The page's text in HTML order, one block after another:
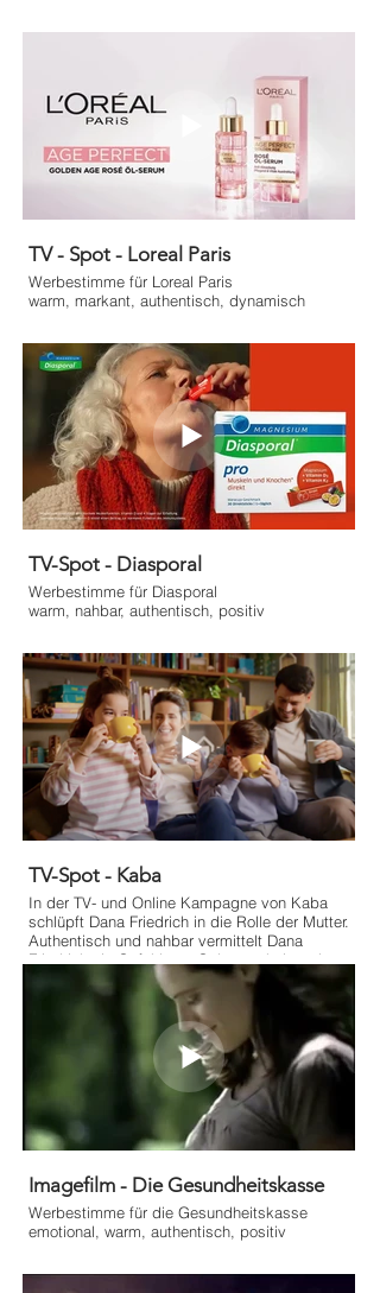
TV - Spot - Loreal Paris
Werbestimme für Loreal Paris
warm, markant, authentisch, dynamisch
TV-Spot - Diasporal
Werbestimme für Diasporal
warm, nahbar, authentisch, positiv
TV-Spot - Kaba
In der TV- und Online Kampagne von Kaba
schlüpft Dana Friedrich in die Rolle der Mutter.
Authentisch und nahbar vermittelt Dana
Friedrich ein Gefühl von Geborgenheit und zu
Hause.
Imagefilm - Die Gesundheitskasse
Werbestimme für die Gesundheitskasse
emotional, warm, authentisch, positiv